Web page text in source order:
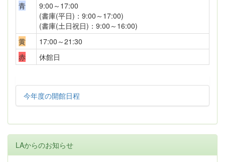
青
9:00～17:00
(書庫(平日)：9:00～17:00)
(書庫(土日祝日)：9:00～16:00)
黄
17:00～21:30
赤
休館日
今年度の開館日程
LAからのお知らせ